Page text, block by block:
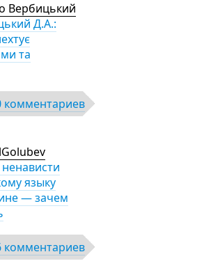
Вербицький
Д.А.:
та
комментариев
языку
— зачем
комментариев